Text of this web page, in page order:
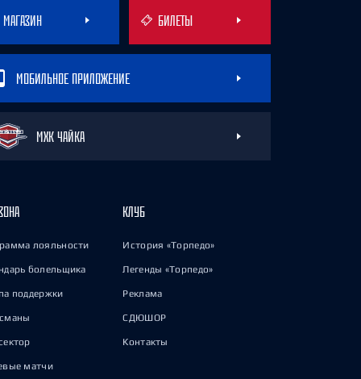
МАГАЗИН БИЛЕТЫ
МОБИЛЬНОЕ ПРИЛОЖЕНИЕ
МХК ЧАЙКА
лояльности
болельщика
поддержки
матчи
КЛУБ
История «Торпедо»
Легенды «Торпедо»
Реклама
СДЮШОР
Контакты